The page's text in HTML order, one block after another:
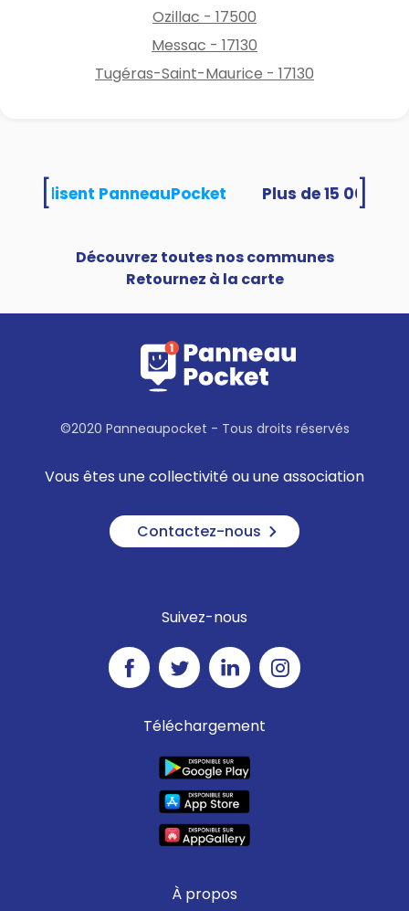
Ozillac - 17500
Messac - 17130
Tugéras-Saint-Maurice - 17130
utilisent PanneauPocket
Découvrez toutes nos communes
Retournez à la carte
©2020 Panneaupocket - Tous droits réservés
Vous êtes une collectivité ou une association
Contactez-nous
Suivez-nous
Téléchargement
À propos